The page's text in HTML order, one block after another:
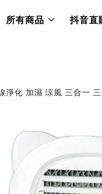
所有商品 抖音直
淨化 加濕 涼風 三合一